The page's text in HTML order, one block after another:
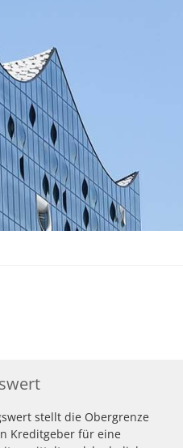
stellt die Obergrenze
Kreditgeber für eine